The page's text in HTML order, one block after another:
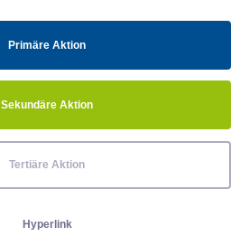
Primäre Aktion
Sekundäre Aktion
Tertiäre Aktion
Hyperlink